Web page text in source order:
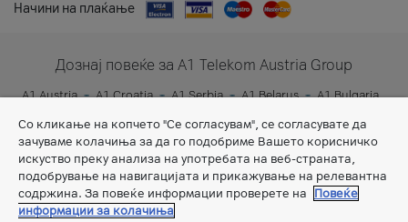
Начини на плаќање
Дознај повеќе за A1 Telekom Austria Group
A1 Austria A1 Croatia A1 Serbia A1 Belarus
A1 Bulgaria
A1 Slovenia
A1 Digital
Со кликање на копчето "Се согласувам", се согласувате да
зачуваме колачиња за да го подобриме Вашето корисничко
искуство преку анализа на употребата на веб-страната,
подобрување на навигацијата и прикажување на релевантна
содржина. За повеќе информации проверете на
Повеќе
информации за колачиња